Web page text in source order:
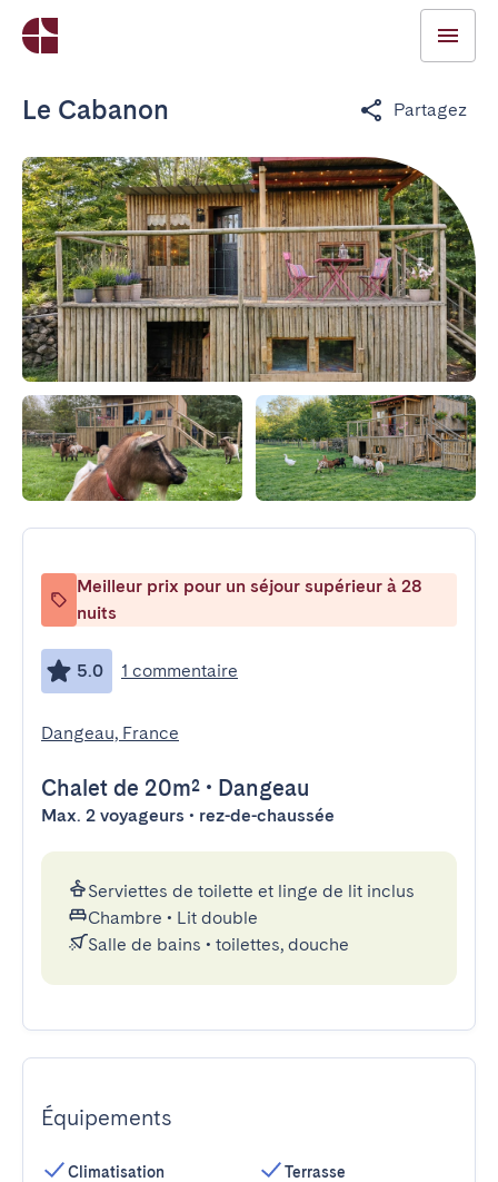
Le Cabanon Partagez
Meilleur prix pour un séjour supérieur à 28
nuits
5.0 1 commentaire
Dangeau, France
Chalet de 20m² • Dangeau
Max. 2 voyageurs • rez-de-chaussée
Serviettes de toilette et linge de lit inclus
Chambre • Lit double
Salle de bains • toilettes, douche
Équipements
Climatisation
Terrasse